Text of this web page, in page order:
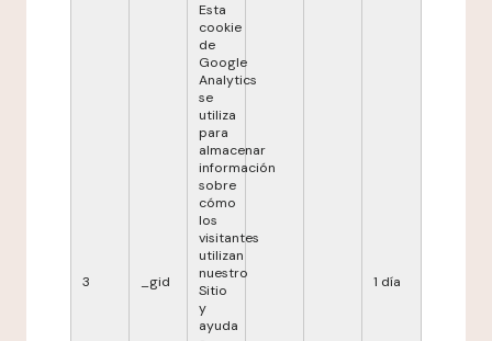
3 _gid
Esta
cookie
de
Google
Analytics
se
utiliza
para
almacenar
información
sobre
cómo
los
visitantes
utilizan
nuestro
Sitio
y
ayuda
1 día